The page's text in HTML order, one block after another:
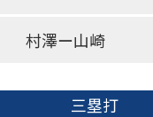
村澤ー山崎
三塁打